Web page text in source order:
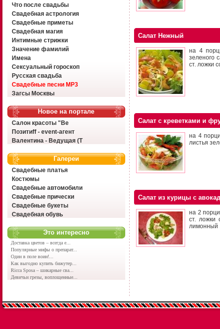
Что после свадьбы
Свадебная астрология
Свадебные приметы
Свадебная магия
Интимные стрижки
Значение фамилий
Имена
Сексуальный гороскоп
Русская свадьба
Свадебные песни MP3
Загсы Москвы
Новое на портале
Салон красоты "Ве
Позитиff - event-агент
Валентина - Ведущая (Т
Галереи
Свадебные платья
Костюмы
Свадебные автомобили
Свадебные прически
Свадебные букеты
Свадебная обувь
Это интересно
Доставка цветов – всегда е...
Популярные мифы о препарат...
Один в поле воин!...
Как выгодно купить бижутер...
Ricca Sposa – шикарные сва...
Девичьи грезы, воплощенные...
Салат Нежный
на 4
зеленого
ст. ложки
Салат с креветками и
на 4
листья
Салат из курицы с
на 2
ст. ложки
лимонный